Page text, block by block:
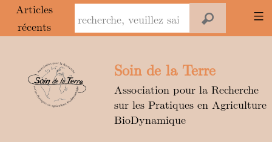
Aller
contenu
Soin de la Terre
Association pour la Recherche
sur les Pratiques en Agriculture
BioDynamique
Articles
récents
Panneau de gestion des cookies